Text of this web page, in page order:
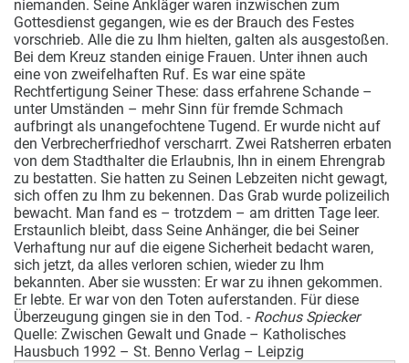
niemanden. Seine Ankläger waren inzwischen zum
Gottesdienst gegangen, wie es der Brauch des Festes
vorschrieb. Alle die zu Ihm hielten, galten als ausgestoßen.
Bei dem Kreuz standen einige Frauen. Unter ihnen auch
eine von zweifelhaften Ruf. Es war eine späte
Rechtfertigung Seiner These: dass erfahrene Schande –
unter Umständen – mehr Sinn für fremde Schmach
aufbringt als unangefochtene Tugend. Er wurde nicht auf
den Verbrecherfriedhof verscharrt. Zwei Ratsherren erbaten
von dem Stadthalter die Erlaubnis, Ihn in einem Ehrengrab
zu bestatten. Sie hatten zu Seinen Lebzeiten nicht gewagt,
sich offen zu Ihm zu bekennen. Das Grab wurde polizeilich
bewacht. Man fand es – trotzdem – am dritten Tage leer.
Erstaunlich bleibt, dass Seine Anhänger, die bei Seiner
Verhaftung nur auf die eigene Sicherheit bedacht waren,
sich jetzt, da alles verloren schien, wieder zu Ihm
bekannten. Aber sie wussten: Er war zu ihnen gekommen.
Er lebte. Er war von den Toten auferstanden. Für diese
Überzeugung gingen sie in den Tod. - Rochus Spiecker
Quelle: Zwischen Gewalt und Gnade – Katholisches
Hausbuch 1992 – St. Benno Verlag – Leipzig